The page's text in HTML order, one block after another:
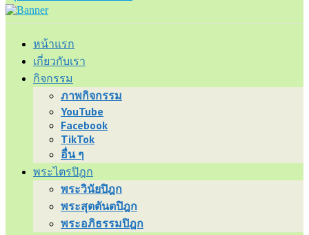
หน้าแรก
เกี่ยวกับเรา
กิจกรรม
ภาพกิจกรรม
YouTube
Facebook
TikTok
อื่น ๆ
พระไตรปิฎก
พระวินัยปิฎก
พระสุตตันตปิฎก
พระอภิธรรมปิฎก